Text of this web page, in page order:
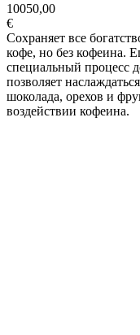
10050,00
€
Сохраняет все
кофе, но без кофеина.
специальный процесс
позволяет
шоколада, орехов и
воздействии кофеина.